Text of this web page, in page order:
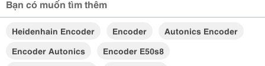
Bạn có muốn tìm thêm
Heidenhain Encoder Encoder
Autonics Encoder
Encoder Autonics
Encoder E50s8